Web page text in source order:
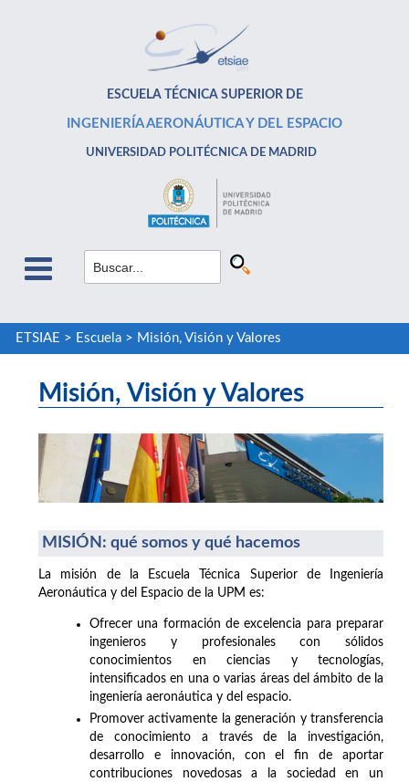
ESCUELA TÉCNICA SUPERIOR DE
INGENIERÍA AERONÁUTICA Y DEL ESPACIO
UNIVERSIDAD POLITÉCNICA DE MADRID
ETSIAE > Escuela> Misión, Visión y Valores
Misión, Visión y Valores
MISIÓN: qué somos y qué hacemos
La misión de la Escuela Técnica Superior de Ingeniería
Aeronáutica y del Espacio de la UPM es:
Ofrecer una formación de excelencia para preparar
ingenieros y profesionales con sólidos
conocimientos en ciencias y tecnologías,
intensificados en una o varias áreas del ámbito de la
ingeniería aeronáutica y del espacio.
Promover activamente la generación y transferencia
de conocimiento a través de la investigación,
desarrollo e innovación, con el fin de aportar
contribuciones novedosas a la sociedad en un